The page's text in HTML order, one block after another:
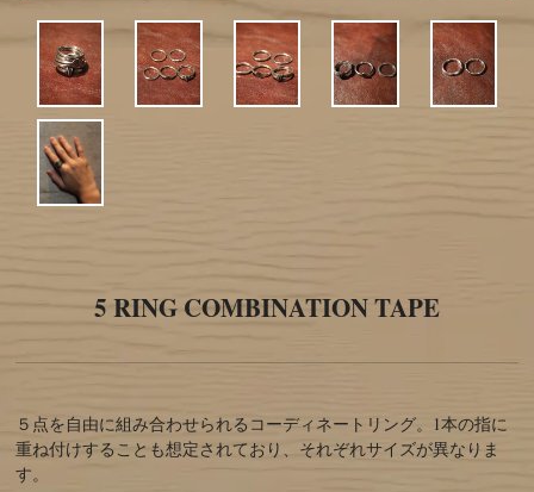
5 RING COMBINATION TAPE
５点を自由に組み合わせられるコーディネートリング。1本の指に
重ね付けすることも想定されており、それぞれサイズが異なりま
す。